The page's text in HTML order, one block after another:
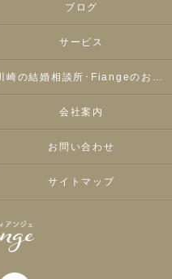
ブログ
サービス
川崎の結婚相談所･Fiangeのお客様の声
会社案内
お問い合わせ
サイトマップ